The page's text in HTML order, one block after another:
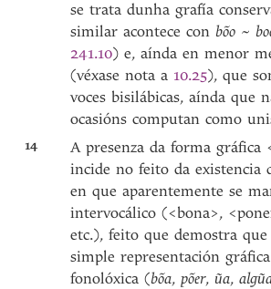
se trata dunha grafía
similar acontece conbõo ~
241.10) e, aínda en menor
(véxase nota a 10.25), que
voces bisilábicas, aínda que
ocasións computan como
14
A presenza da forma gráfica
incide no feito da existencia
en que aparentemente se
intervocálico (<bona>,
etc.), feito que demostra
simple representación
fonolóxica (bõa,põer,ũa,